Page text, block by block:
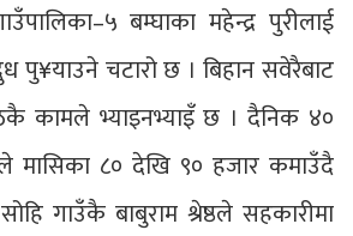
बम्घाका महेन्द्र पुरीलाई
पु¥याउने चटारो छ । बिहान सवेरैबाट
कामले भ्याइनभ्याइँ छ । दैनिक ४०
मासिका ८० देखि ९० हजार कमाउँदै
गाउँकै बाबुराम श्रेष्ठले सहकारीमा